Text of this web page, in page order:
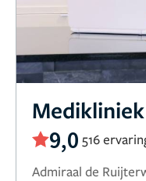
Medikliniek
9,0 516
Admiraal de